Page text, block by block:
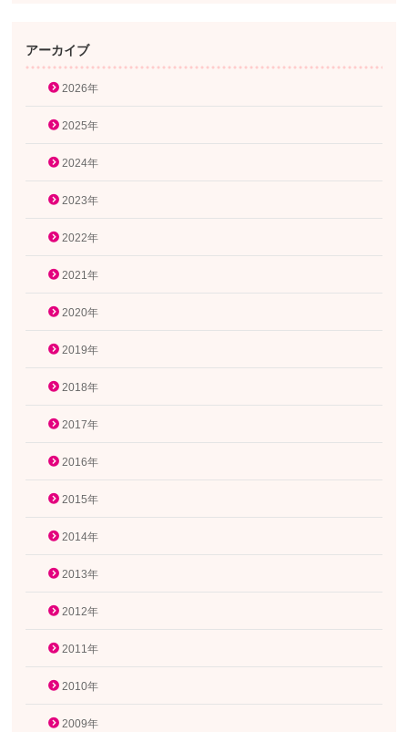
アーカイブ
2026年
2025年
2024年
2023年
2022年
2021年
2020年
2019年
2018年
2017年
2016年
2015年
2014年
2013年
2012年
2011年
2010年
2009年